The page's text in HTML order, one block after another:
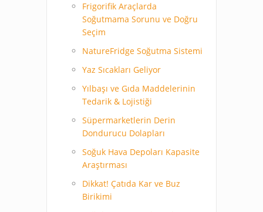
Frigorifik Araçlarda
Soğutmama Sorunu ve Doğru
Seçim
NatureFridge Soğutma Sistemi
Yaz Sıcakları Geliyor
Yılbaşı ve Gıda Maddelerinin
Tedarik & Lojistiği
Süpermarketlerin Derin
Dondurucu Dolapları
Soğuk Hava Depoları Kapasite
Araştırması
Dikkat! Çatıda Kar ve Buz
Birikimi